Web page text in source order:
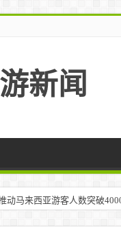
新闻
动马来西亚游客人数突破
东创作者聚集在马来西亚 –